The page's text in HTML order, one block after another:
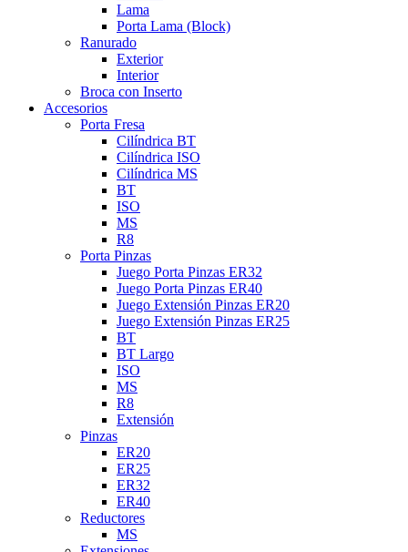
Lama
Porta Lama (Block)
Ranurado
Exterior
Interior
Broca con Inserto
Accesorios
Porta Fresa
Cilíndrica BT
Cilíndrica ISO
Cilíndrica MS
BT
ISO
MS
R8
Porta Pinzas
Juego Porta Pinzas ER32
Juego Porta Pinzas ER40
Juego Extensión Pinzas ER20
Juego Extensión Pinzas ER25
BT
BT Largo
ISO
MS
R8
Extensión
Pinzas
ER20
ER25
ER32
ER40
Reductores
MS